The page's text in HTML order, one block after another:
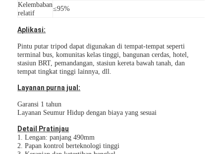
Turnstile Barrier Gate
Parkir Barrier Gate
Penghalang Gerbang Tol
Gerbang penghalang parkir mobil
Kelembaban
relatif
≤95%
Aplikasi:
Pintu putar tripod dapat digunakan di tempat-tempat seperti
terminal bus, komunitas kelas tinggi, bangunan cerdas, hotel,
stasiun BRT, pemandangan, stasiun kereta bawah tanah, dan
tempat tingkat tinggi lainnya, dll.
Layanan purna jual:
Garansi 1 tahun
Layanan Seumur Hidup dengan biaya yang sesuai
Detail Pratinjau
1. Lengan: panjang 490mm
2. Papan kontrol berteknologi tinggi